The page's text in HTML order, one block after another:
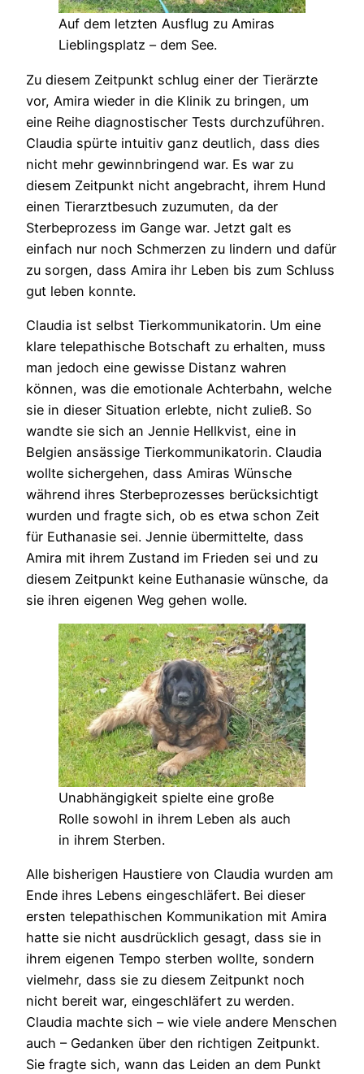
Auf dem letzten Ausflug zu Amiras
Lieblingsplatz – dem See.
Zu diesem Zeitpunkt schlug einer der Tierärzte
vor, Amira wieder in die Klinik zu bringen, um
eine Reihe diagnostischer Tests durchzuführen.
Claudia spürte intuitiv ganz deutlich, dass dies
nicht mehr gewinnbringend war. Es war zu
diesem Zeitpunkt nicht angebracht, ihrem Hund
einen Tierarztbesuch zuzumuten, da der
Sterbeprozess im Gange war. Jetzt galt es
einfach nur noch Schmerzen zu lindern und dafür
zu sorgen, dass Amira ihr Leben bis zum Schluss
gut leben konnte.
Claudia ist selbst Tierkommunikatorin. Um eine
klare telepathische Botschaft zu erhalten, muss
man jedoch eine gewisse Distanz wahren
können, was die emotionale Achterbahn, welche
sie in dieser Situation erlebte, nicht zuließ. So
wandte sie sich an Jennie Hellkvist, eine in
Belgien ansässige Tierkommunikatorin. Claudia
wollte sichergehen, dass Amiras Wünsche
während ihres Sterbeprozesses berücksichtigt
wurden und fragte sich, ob es etwa schon Zeit
für Euthanasie sei. Jennie übermittelte, dass
Amira mit ihrem Zustand im Frieden sei und zu
diesem Zeitpunkt keine Euthanasie wünsche, da
sie ihren eigenen Weg gehen wolle.
Unabhängigkeit spielte eine große
Rolle sowohl in ihrem Leben als auch
in ihrem Sterben.
Alle bisherigen Haustiere von Claudia wurden am
Ende ihres Lebens eingeschläfert. Bei dieser
ersten telepathischen Kommunikation mit Amira
hatte sie nicht ausdrücklich gesagt, dass sie in
ihrem eigenen Tempo sterben wollte, sondern
vielmehr, dass sie zu diesem Zeitpunkt noch
nicht bereit war, eingeschläfert zu werden.
Claudia machte sich – wie viele andere Menschen
auch – Gedanken über den richtigen Zeitpunkt.
Sie fragte sich, wann das Leiden an dem Punkt